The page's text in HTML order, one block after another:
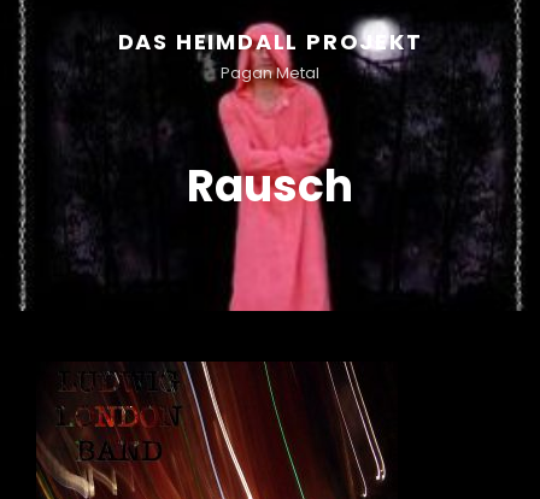
DAS HEIMDALL PROJEKT
Pagan Metal
Rausch